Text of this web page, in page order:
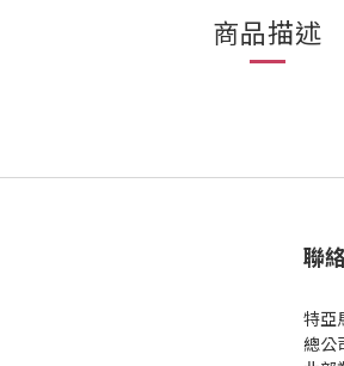
商品描述
聯
特亞
總公